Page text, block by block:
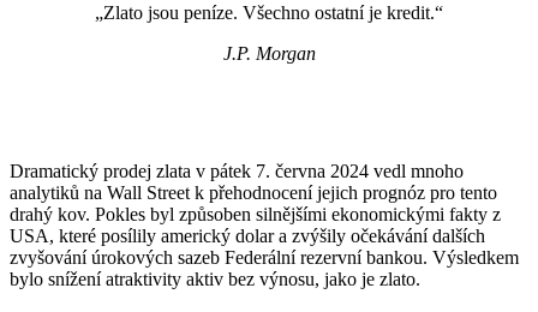
„Zlato jsou peníze. Všechno ostatní je kredit.“
J.P. Morgan
Dramatický prodej zlata v pátek 7. června 2024 vedl mnoho
analytiků na Wall Street k přehodnocení jejich prognóz pro tento
drahý kov. Pokles byl způsoben silnějšími ekonomickými fakty z
USA, které posílily americký dolar a zvýšily očekávání dalších
zvyšování úrokových sazeb Federální rezervní bankou. Výsledkem
bylo snížení atraktivity aktiv bez výnosu, jako je zlato.